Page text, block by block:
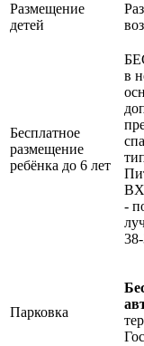
Размещение
детей
Бесплатное
размещение
ребёнка до 6 лет
в
-
Парковка